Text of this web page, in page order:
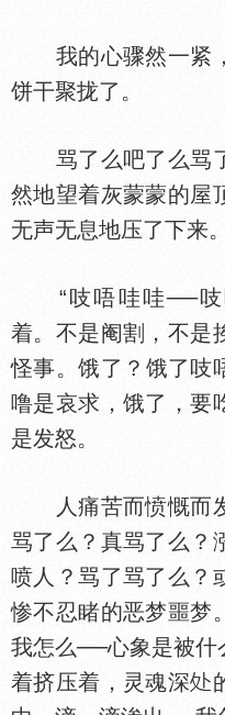
我的心骤然一紧，
饼干聚拢了。
骂了么吧了么骂了
然地望着灰蒙蒙的屋
无声无息地压了下来。
“吱唔哇哇──吱
着。不是阉割，不是
怪事。饿了？饿了
噜是哀求，饿了，要
是发怒。
人痛苦而愤慨而发
骂了么？真骂了么？
喷人？骂了骂了么？
惨不忍睹的恶梦噩梦
我怎么──心象是被什
着挤压着，灵魂深